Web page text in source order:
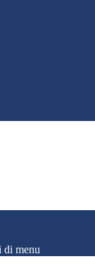
di menu